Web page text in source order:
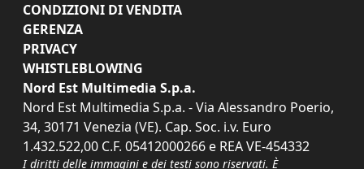
CONDIZIONI DI VENDITA
GERENZA
PRIVACY
WHISTLEBLOWING
Nord Est Multimedia S.p.a.
Nord Est Multimedia S.p.a. - Via Alessandro Poerio,
34, 30171 Venezia (VE). Cap. Soc. i.v. Euro
1.432.522,00 C.F. 05412000266 e REA VE-454332
I diritti delle immagini e dei testi sono riservati. È